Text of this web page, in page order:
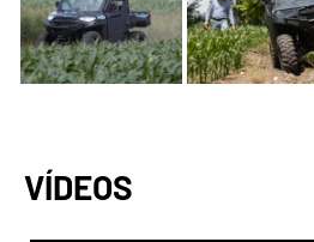
VÍDEOS